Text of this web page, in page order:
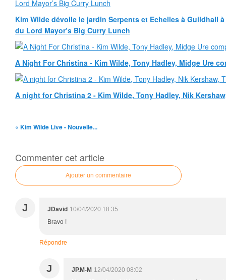
Kim Wilde dévoile le jardin Serpents et Echelles à Guildhall
du Lord Mayor’s Big Curry Lunch
A Night For Christina - Kim Wilde, Tony Hadley, Midge Ure
A night for Christina 2 - Kim Wilde, Tony Hadley, Nik
« Kim Wilde Live - Nouvelle...
Commenter cet article
Ajouter un commentaire
J JDavid 10/04/2020 18:35
Bravo !
Répondre
J JP.M-M 12/04/2020 08:02